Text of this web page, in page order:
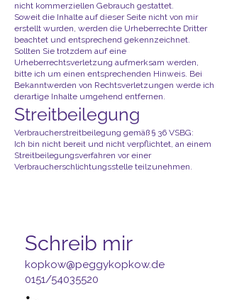
nicht kommerziellen Gebrauch gestattet.
Soweit die Inhalte auf dieser Seite nicht von mir
erstellt wurden, werden die Urheberrechte Dritter
beachtet und entsprechend gekennzeichnet.
Sollten Sie trotzdem auf eine
Urheberrechtsverletzung aufmerksam werden,
bitte ich um einen entsprechenden Hinweis. Bei
Bekanntwerden von Rechtsverletzungen werde ich
derartige Inhalte umgehend entfernen.
Streitbeilegung
Verbraucherstreitbeilegung gemäß § 36 VSBG:
Ich bin nicht bereit und nicht verpflichtet, an einem
Streitbeilegungsverfahren vor einer
Verbraucherschlichtungsstelle teilzunehmen.
Schreib mir
kopkow@peggykopkow.de
0151/54035520